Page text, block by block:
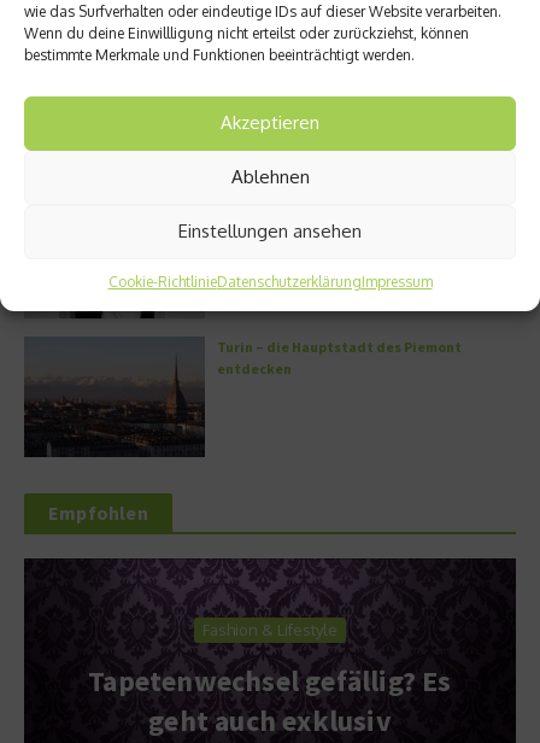
wie das Surfverhalten oder eindeutige IDs auf dieser Website verarbeiten.
Wenn du deine Einwillligung nicht erteilst oder zurückziehst, können
bestimmte Merkmale und Funktionen beeinträchtigt werden.
Akzeptieren
Ablehnen
Einstellungen ansehen
Cookie-RichtlinieDatenschutzerklärungImpressum
Kann man Hunde vegan ernähren?
Athens by Domes
Turin – die Hauptstadt des Piemont
entdecken
Empfohlen
Fashion & Lifestyle
Tapetenwechsel gefällig? Es
geht auch exklusiv